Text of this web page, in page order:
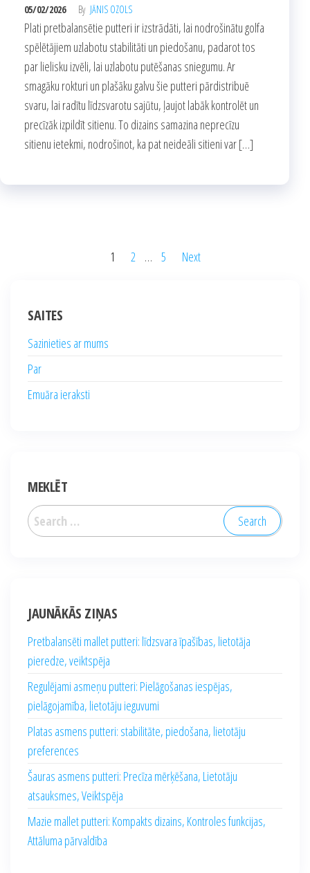
05/02/2026 By JĀNIS OZOLS
Plati pretbalansētie putteri ir izstrādāti, lai nodrošinātu golfa
spēlētājiem uzlabotu stabilitāti un piedošanu, padarot tos
par lielisku izvēli, lai uzlabotu putēšanas sniegumu. Ar
smagāku rokturi un plašāku galvu šie putteri pārdistribuē
svaru, lai radītu līdzsvarotu sajūtu, ļaujot labāk kontrolēt un
precīzāk izpildīt sitienu. To dizains samazina neprecīzu
sitienu ietekmi, nodrošinot, ka pat neideāli sitieni var […]
1 2 … 5 Next
SAITES
Sazinieties ar mums
Par
Emuāra ieraksti
MEKLĒT
Search
for:
JAUNĀKĀS ZIŅAS
Pretbalansēti mallet putteri: līdzsvara īpašības, lietotāja
pieredze, veiktspēja
Regulējami asmeņu putteri: Pielāgošanas iespējas,
pielāgojamība, lietotāju ieguvumi
Platas asmens putteri: stabilitāte, piedošana, lietotāju
preferences
Šauras asmens putteri: Precīza mērķēšana, Lietotāju
atsauksmes, Veiktspēja
Mazie mallet putteri: Kompakts dizains, Kontroles funkcijas,
Attāluma pārvaldība